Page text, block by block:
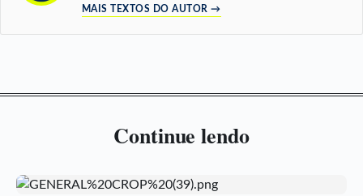
MAIS TEXTOS DO AUTOR →
Continue lendo